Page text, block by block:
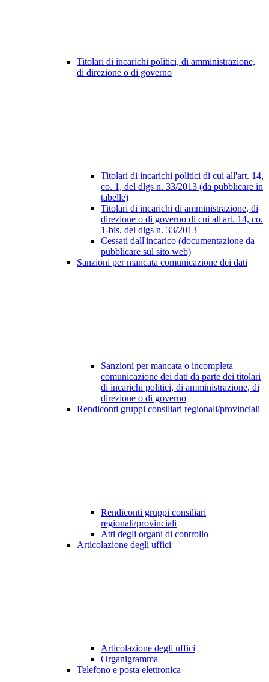
Titolari di incarichi politici, di amministrazione,
di direzione o di governo
Titolari di incarichi politici di cui all'art. 14,
co. 1, del dlgs n. 33/2013 (da pubblicare in
tabelle)
Titolari di incarichi di amministrazione, di
direzione o di governo di cui all'art. 14, co.
1-bis, del dlgs n. 33/2013
Cessati dall'incarico (documentazione da
pubblicare sul sito web)
Sanzioni per mancata comunicazione dei dati
Sanzioni per mancata o incompleta
comunicazione dei dati da parte dei titolari
di incarichi politici, di amministrazione, di
direzione o di governo
Rendiconti gruppi consiliari regionali/provinciali
Rendiconti gruppi consiliari
regionali/provinciali
Atti degli organi di controllo
Articolazione degli uffici
Articolazione degli uffici
Organigramma
Telefono e posta elettronica